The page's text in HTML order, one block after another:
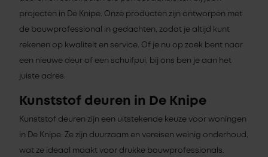
projecten in De Knipe. Onze producten zijn ontworpen met
de bouwprofessional in gedachten, zodat je altijd kunt
rekenen op kwaliteit en service. Of je nu op zoek bent naar
een nieuwe deur of een schuifpui, bij ons ben je aan het
juiste adres.
Kunststof deuren in De Knipe
Kunststof deuren zijn een uitstekende keuze voor woningen
in De Knipe. Ze zijn duurzaam en vereisen weinig onderhoud,
wat ze ideaal maakt voor drukke bouwprofessionals.